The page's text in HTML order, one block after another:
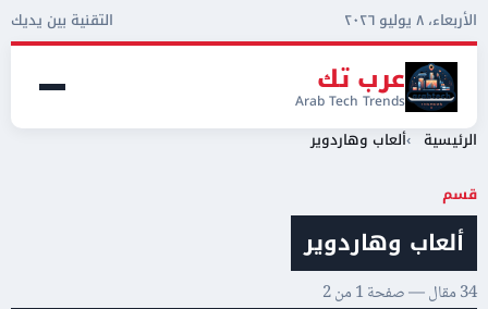
الأربعاء، ٨ يوليو ٢٠٢٦ التقنية بين يديك
عرب تك
Arab Tech Trends
الرئيسية
ألعاب وهاردوير
قسم
ألعاب وهاردوير
34 مقال — صفحة 1 من 2